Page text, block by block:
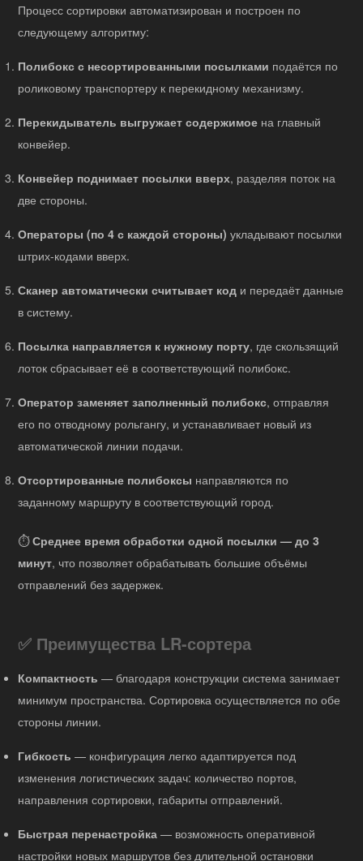
Процесс сортировки автоматизирован и построен по
следующему алгоритму:
Полибокс с несортированными посылками подаётся по
роликовому транспортеру к перекидному механизму.
Перекидыватель выгружает содержимое на главный
конвейер.
Конвейер поднимает посылки вверх, разделяя поток на
две стороны.
Операторы (по 4 с каждой стороны) укладывают посылки
штрих-кодами вверх.
Сканер автоматически считывает код и передаёт данные
в систему.
Посылка направляется к нужному порту, где скользящий
лоток сбрасывает её в соответствующий полибокс.
Оператор заменяет заполненный полибокс, отправляя
его по отводному рольгангу, и устанавливает новый из
автоматической линии подачи.
Отсортированные полибоксы направляются по
заданному маршруту в соответствующий город.
⏱️Среднее время обработки одной посылки — до 3
минут, что позволяет обрабатывать большие объёмы
отправлений без задержек.
✅ Преимущества LR-сортера
Компактность — благодаря конструкции система занимает
минимум пространства. Сортировка осуществляется по обе
стороны линии.
Гибкость — конфигурация легко адаптируется под
изменения логистических задач: количество портов,
направления сортировки, габариты отправлений.
Быстрая перенастройка — возможность оперативной
настройки новых маршрутов без длительной остановки